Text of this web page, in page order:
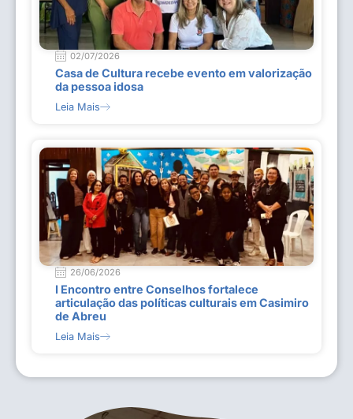
02/07/2026
Casa de Cultura recebe evento em valorização
da pessoa idosa
Leia Mais
26/06/2026
I Encontro entre Conselhos fortalece
articulação das políticas culturais em Casimiro
de Abreu
Leia Mais